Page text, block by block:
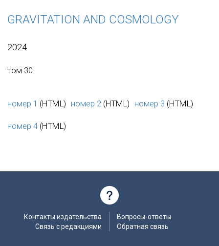
GRAVITATION AND COSMOLOGY
2024
том 30
номер 1 (HTML) номер 2 (HTML) номер 3 (HTML)
номер 4 (HTML)
Контакты издательства
Связь с редакциями
Вопросы-ответы
Обратная связь